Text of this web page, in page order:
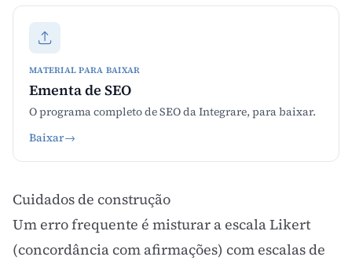
MATERIAL PARA BAIXAR
Ementa de SEO
O programa completo de SEO da Integrare, para baixar.
Baixar→
Cuidados de construção
Um erro frequente é misturar a escala Likert
(concordância com afirmações) com escalas de